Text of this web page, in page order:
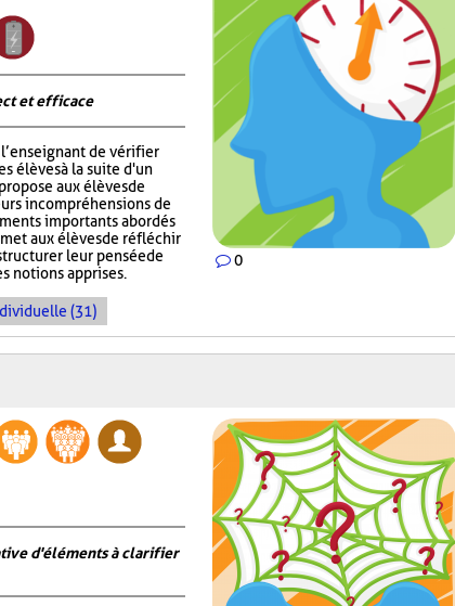
0
et efficace
de vérifier
élèves à la suite d'un
aux élèves de
incompréhensions de
importants abordés
aux élèves de réfléchir
leur pensée de
notions apprises.
(31)
d'éléments à clarifier